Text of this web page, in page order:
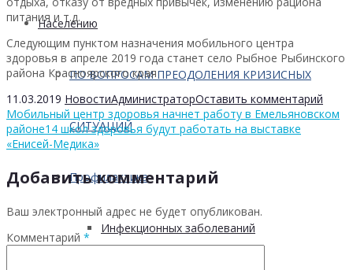
Населению
ПО ВОПРОСАМ ПРЕОДОЛЕНИЯ КРИЗИСНЫХ
СИТУАЦИЙ
Профилактика
Инфекционных заболеваний
питания и т.д.
Следующим пунктом назначения мобильного центра
здоровья в апреле 2019 года станет село Рыбное Рыбинского
района Красноярского края
11.03.2019 НовостиАдминистраторОставить комментарий
Мобильный центр здоровья начнет работу в Емельяновском
районе14 школ здоровья будут работать на выставке
«Енисей-Медика»
Добавить комментарий
Ваш электронный адрес не будет опубликован.
Комментарий *